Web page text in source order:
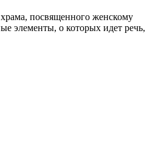
посвященного женскому
элементы, о которых идет речь,